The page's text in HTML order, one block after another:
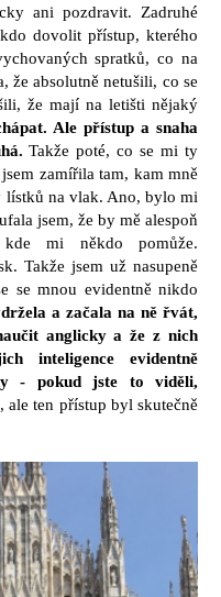
ani pozdravit. Zadruhé
dovolit přístup, kterého
spratků, co na
že absolutně netušili, co se
že mají na letišti nějaký
Ale přístup a snaha
Takže poté, co se mi ty
zamířila tam, kam mně
lístků na vlak. Ano, bylo mi
jsem, že by mě alespoň
mi někdo pomůže.
Takže jsem už nasupeně
se mnou evidentně nikdo
a začala na ně řvát,
anglicky a že z nich
inteligence evidentně
- pokud jste to viděli,
ale ten přístup byl skutečně